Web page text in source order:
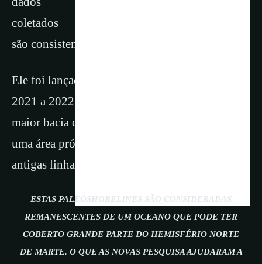
coletados
são consistente base dados para pesquisa.
Ele foi lançado em 2020 e operou em Marte de
2021 a 2022. Pousou na Utopia Planitia, a
maior bacia de impacto em Marte, e investigou
uma área próxima a cristas interpretadas como
antigas linhas costeiras.
ESTAS PALEOSHORELINES SÃO CONSIDERADAS
REMANESCENTES DE UM OCEANO QUE PODE TER
COBERTO GRANDE PARTE DO HEMISFÉRIO NORTE
DE MARTE. O QUE AS NOVAS PESQUISA AJUDARAM A